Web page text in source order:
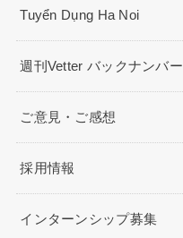
Tuyển Dụng Ha Noi
週刊Vetter バックナンバー
ご意見・ご感想
採用情報
インターンシップ募集